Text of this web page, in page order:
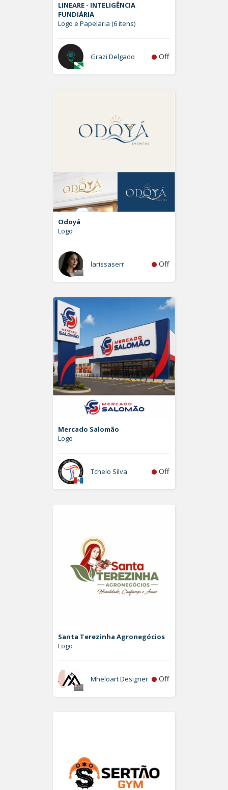
LINEARE - INTELIGÊNCIA
FUNDIÁRIA
Logo e Papelaria (6 itens)
Grazi Delgado Off
Odoyá
Logo
larissaserr Off
Mercado Salomão
Logo
Tchelo Silva Off
Santa Terezinha Agronegócios
Logo
Mheloart Designer Off